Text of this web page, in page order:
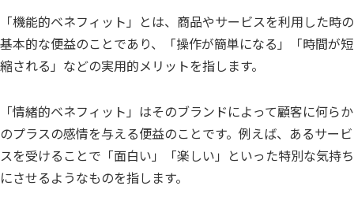
「機能的ベネフィット」とは、商品やサービスを利用した時の
基本的な便益のことであり、「操作が簡単になる」「時間が短
縮される」などの実用的メリットを指します。
「情緒的ベネフィット」はそのブランドによって顧客に何らか
のプラスの感情を与える便益のことです。例えば、あるサービ
スを受けることで「面白い」「楽しい」といった特別な気持ち
にさせるようなものを指します。